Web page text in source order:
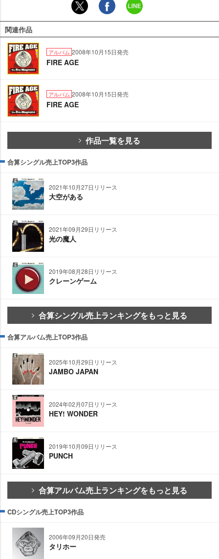
関連作品
アルバム 2008年10月15日発売
FIRE AGE
アルバム 2008年10月15日発売
FIRE AGE
作品一覧を見る
合算シングル売上TOP3作品
2021年10月27日リリース
大空がある
2021年09月29日リリース
光の魔人
2019年08月28日リリース
クレーンゲーム
合算シングル売上ランキングをもっと見る
合算アルバム売上TOP3作品
2025年10月29日リリース
JAMBO JAPAN
2024年02月07日リリース
HEY! WONDER
2019年10月09日リリース
PUNCH
合算アルバム売上ランキングをもっと見る
CDシングル売上TOP3作品
2006年09月20日発売
タリホー